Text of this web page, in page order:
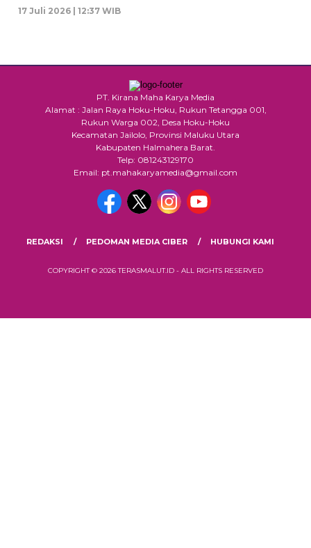
17 Juli 2026 | 12:37 WIB
PT. Kirana Maha Karya Media
Alamat : Jalan Raya Hoku-Hoku, Rukun Tetangga 001,
Rukun Warga 002, Desa Hoku-Hoku
Kecamatan Jailolo, Provinsi Maluku Utara
Kabupaten Halmahera Barat.
Telp: 081243129170
Email: pt.mahakaryamedia@gmail.com
REDAKSI PEDOMAN MEDIA CIBER HUBUNGI KAMI
COPYRIGHT © 2026 TERASMALUT.ID - ALL RIGHTS RESERVED